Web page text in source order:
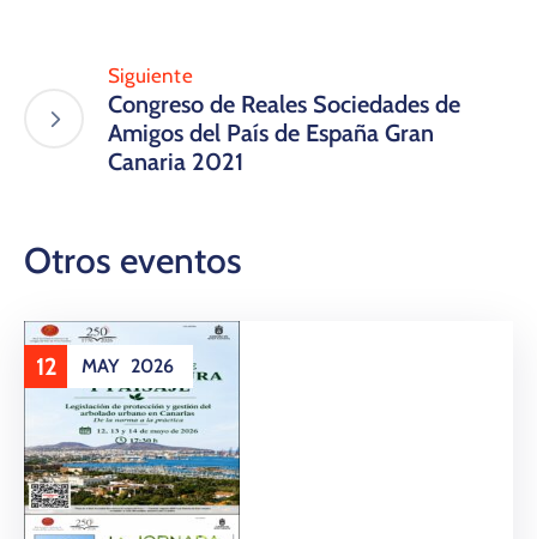
Siguiente
Congreso de Reales Sociedades de
Amigos del País de España Gran
Canaria 2021
Otros eventos
12 MAY 2026